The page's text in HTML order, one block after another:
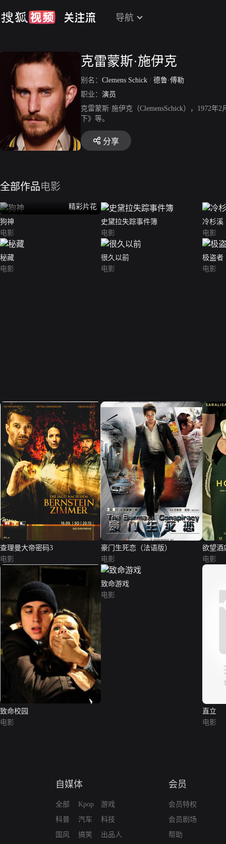
导航
克雷蒙斯·施伊克
别名： Clemens Schick / 德鲁·傅勒
职业： 演员
克雷蒙斯·施伊克（ClemensSchick），1972
下》等。
分享
全部作品电影
精彩片花
狗神
电影
史黛拉失踪事件簿
电影
冷杉溪
电影
秘藏
电影
很久以前
电影
极盗者
电影
查理曼大帝密码3
电影
豪门生死恋（法语版）
电影
欲望酒
电影
致命校园
电影
致命游戏
电影
直立
电影
自媒体
全部
科普
国风
Kpop
汽车
搞笑
游戏
科技
出品人
会员
会员特权
会员剧场
帮助